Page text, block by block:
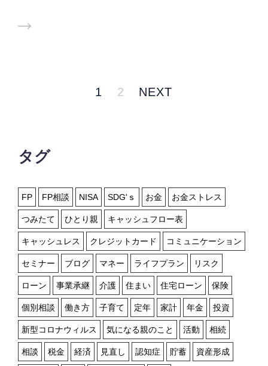
1 2 NEXT
タグ
FP FP相談 NISA SDG'ｓ お金 お金ストレス
つみたて ひとり親 キャッシュフロー表
キャッシュレス クレジットカード コミュニケーション
セミナー ブログ マネー ライフプラン リスク
ローン 事業承継 介護 住まい 住宅ローン 保険
個別相談 働き方 子育て 定年 家計 年金 投資
新型コロナウィルス 気になる親のこと 活動 相続
相談 税金 経済 見直し 認知症 貯蓄 資産形成